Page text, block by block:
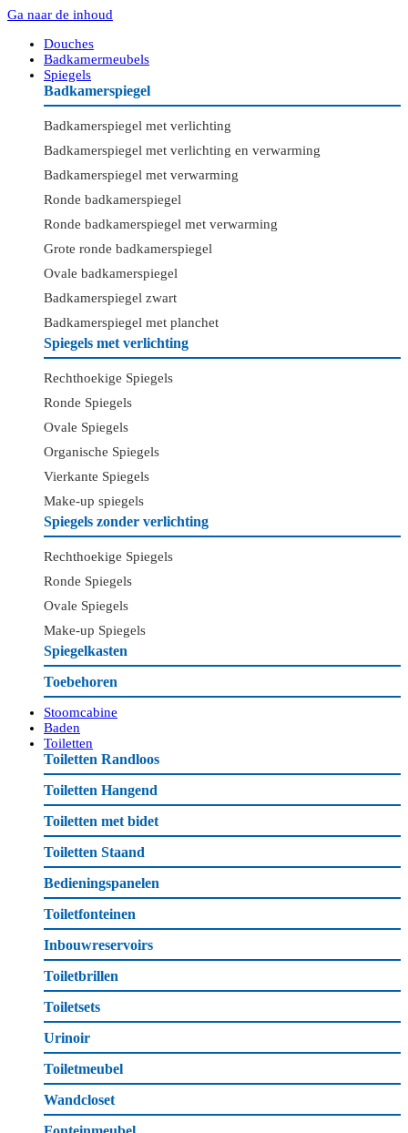
Ga naar de inhoud
Douches
Badkamermeubels
Spiegels
Badkamerspiegel
Badkamerspiegel met verlichting
Badkamerspiegel met verlichting en verwarming
Badkamerspiegel met verwarming
Ronde badkamerspiegel
Ronde badkamerspiegel met verwarming
Grote ronde badkamerspiegel
Ovale badkamerspiegel
Badkamerspiegel zwart
Badkamerspiegel met planchet
Spiegels met verlichting
Rechthoekige Spiegels
Ronde Spiegels
Ovale Spiegels
Organische Spiegels
Vierkante Spiegels
Make-up spiegels
Spiegels zonder verlichting
Rechthoekige Spiegels
Ronde Spiegels
Ovale Spiegels
Make-up Spiegels
Spiegelkasten
Toebehoren
Stoomcabine
Baden
Toiletten
Toiletten Randloos
Toiletten Hangend
Toiletten met bidet
Toiletten Staand
Bedieningspanelen
Toiletfonteinen
Inbouwreservoirs
Toiletbrillen
Toiletsets
Urinoir
Toiletmeubel
Wandcloset